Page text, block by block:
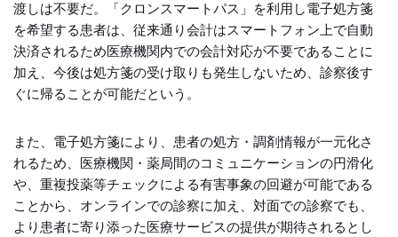
渡しは不要だ。「クロンスマートパス」を利用し電子処方箋
を希望する患者は、従来通り会計はスマートフォン上で自動
決済されるため医療機関内での会計対応が不要であることに
加え、今後は処方箋の受け取りも発生しないため、診察後す
ぐに帰ることが可能だという。
また、電子処方箋により、患者の処方・調剤情報が一元化さ
れるため、医療機関・薬局間のコミュニケーションの円滑化
や、重複投薬等チェックによる有害事象の回避が可能である
ことから、オンラインでの診察に加え、対面での診察でも、
より患者に寄り添った医療サービスの提供が期待されるとし